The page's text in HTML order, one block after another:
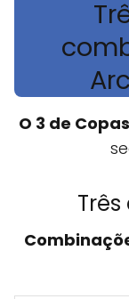
O 3 de